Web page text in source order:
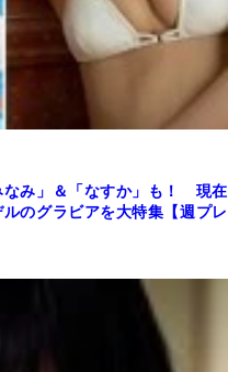
なみ」＆「なすか」も！ 現在
のグラビアを大特集【週プレ